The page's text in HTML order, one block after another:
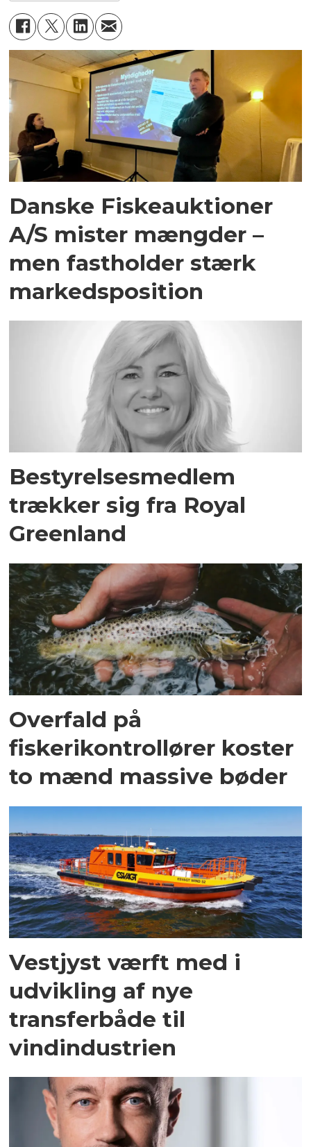
Danske Fiskeauktioner
A/S mister mængder –
men fastholder stærk
markedsposition
Bestyrelsesmedlem
trækker sig fra Royal
Greenland
Overfald på
fiskerikontrollører koster
to mænd massive bøder
Vestjyst værft med i
udvikling af nye
transferbåde til
vindindustrien